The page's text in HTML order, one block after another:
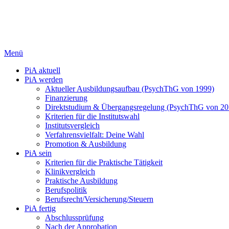
Menü
PiA aktuell
PiA werden
Aktueller Ausbildungsaufbau (PsychThG von 1999)
Finanzierung
Direktstudium & Übergangsregelung (PsychThG von
Kriterien für die Institutswahl
Institutsvergleich
Verfahrensvielfalt: Deine Wahl
Promotion & Ausbildung
PiA sein
Kriterien für die Praktische Tätigkeit
Klinikvergleich
Praktische Ausbildung
Berufspolitik
Berufsrecht/Versicherung/Steuern
PiA fertig
Abschlussprüfung
Nach der Approbation